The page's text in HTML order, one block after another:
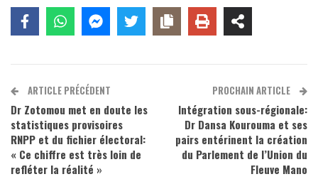
ARTICLE PRÉCÉDENT
Dr Zotomou met en doute les
statistiques provisoires
RNPP et du fichier électoral:
« Ce chiffre est très loin de
refléter la réalité »
PROCHAIN ARTICLE
Intégration sous-régionale:
Dr Dansa Kourouma et ses
pairs entérinent la création
du Parlement de l’Union du
Fleuve Mano